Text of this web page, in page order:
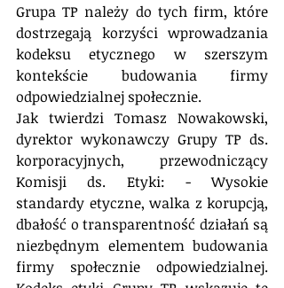
Grupa TP należy do tych firm, które
dostrzegają korzyści wprowadzania
kodeksu etycznego w szerszym
kontekście budowania firmy
odpowiedzialnej społecznie.
Jak twierdzi Tomasz Nowakowski,
dyrektor wykonawczy Grupy TP ds.
korporacyjnych, przewodniczący
Komisji ds. Etyki: - Wysokie
standardy etyczne, walka z korupcją,
dbałość o transparentność działań są
niezbędnym elementem budowania
firmy społecznie odpowiedzialnej.